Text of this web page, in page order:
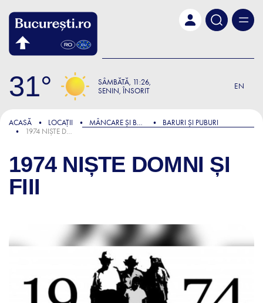
31 SÂMBĂTĂ 11:26
SENIN, ÎNSORIT
EN
ACASĂ LOCAȚII MÂNCARE ȘI BĂUTURĂ
BARURI ȘI PUBURI
1974 NIȘTE DOMNI ȘI FIII
1974 NIȘTE DOMNI ȘI
FIII